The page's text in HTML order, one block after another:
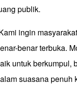
publik.
ingin
benar terbuka.
untuk berkumpul,
suasana penuh